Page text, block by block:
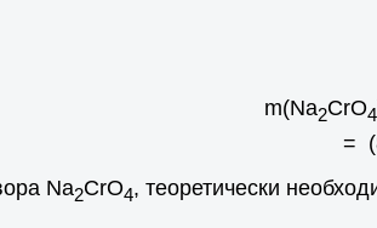
m(Na2CrO4
=
Na2CrO4, теоретически